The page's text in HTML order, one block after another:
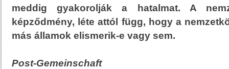
meddig gyakorolják a hatalmat. A
képződmény, léte attól függ, hogy a
más államok elismerik-e vagy sem.
Post-Gemeinschaft